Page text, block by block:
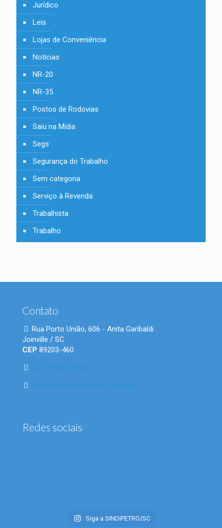
Jurídico
Leis
Lojas de Conveniência
Notícias
NR-20
NR-35
Postos de Rodovias
Saiu na Mídia
Segs
Segurança do Trabalho
Sem categoria
Serviço à Revenda
Trabalhista
Trabalho
Contato
Rua Porto União, 606 - Anita Garibaldi
Joinville / SC
CEP 89203-460
(47) 9 8847-9520
administrativo@scpetro.com.br
Redes sociais
Siga a SINDIPETRO/SC